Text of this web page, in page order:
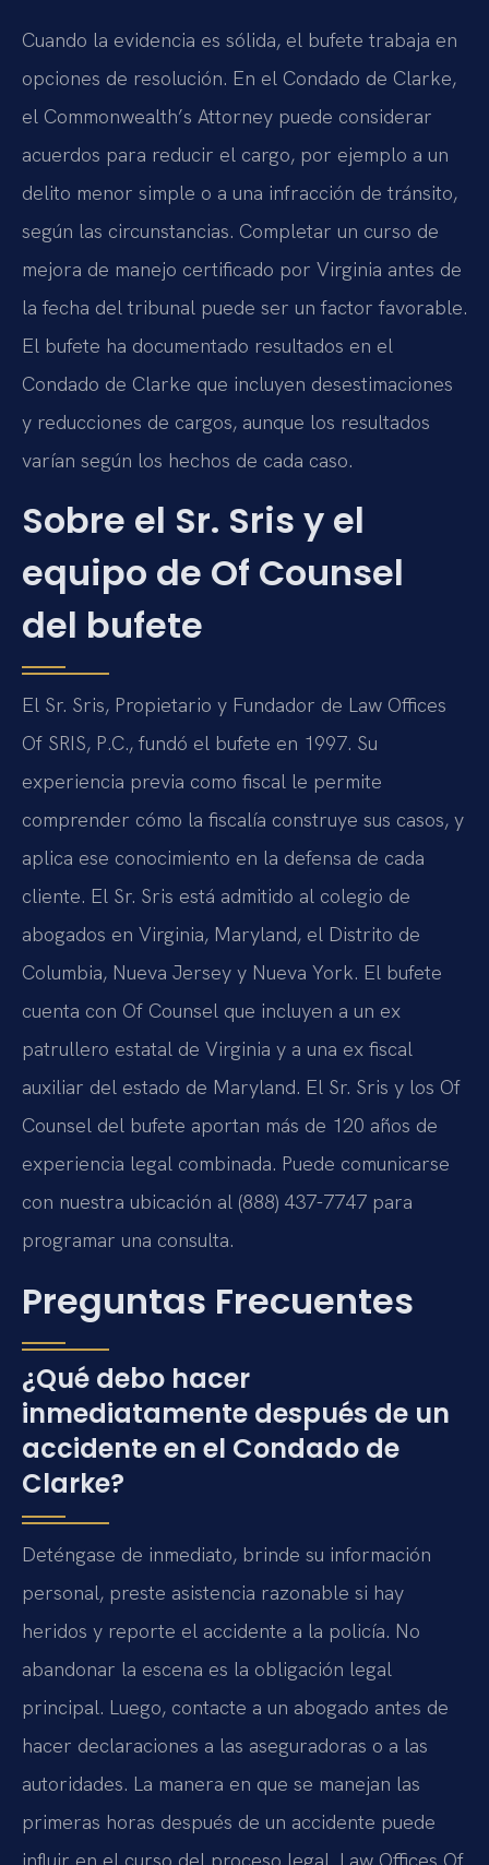
Cuando la evidencia es sólida, el bufete trabaja en
opciones de resolución. En el Condado de Clarke,
el Commonwealth’s Attorney puede considerar
acuerdos para reducir el cargo, por ejemplo a un
delito menor simple o a una infracción de tránsito,
según las circunstancias. Completar un curso de
mejora de manejo certificado por Virginia antes de
la fecha del tribunal puede ser un factor favorable.
El bufete ha documentado resultados en el
Condado de Clarke que incluyen desestimaciones
y reducciones de cargos, aunque los resultados
varían según los hechos de cada caso.
Sobre el Sr. Sris y el
equipo de Of Counsel
del bufete
El Sr. Sris, Propietario y Fundador de Law Offices
Of SRIS, P.C., fundó el bufete en 1997. Su
experiencia previa como fiscal le permite
comprender cómo la fiscalía construye sus casos, y
aplica ese conocimiento en la defensa de cada
cliente. El Sr. Sris está admitido al colegio de
abogados en Virginia, Maryland, el Distrito de
Columbia, Nueva Jersey y Nueva York. El bufete
cuenta con Of Counsel que incluyen a un ex
patrullero estatal de Virginia y a una ex fiscal
auxiliar del estado de Maryland. El Sr. Sris y los Of
Counsel del bufete aportan más de 120 años de
experiencia legal combinada. Puede comunicarse
con nuestra ubicación al (888) 437-7747 para
programar una consulta.
Preguntas Frecuentes
¿Qué debo hacer
inmediatamente después de un
accidente en el Condado de
Clarke?
Deténgase de inmediato, brinde su información
personal, preste asistencia razonable si hay
heridos y reporte el accidente a la policía. No
abandonar la escena es la obligación legal
principal. Luego, contacte a un abogado antes de
hacer declaraciones a las aseguradoras o a las
autoridades. La manera en que se manejan las
primeras horas después de un accidente puede
influir en el curso del proceso legal. Law Offices Of